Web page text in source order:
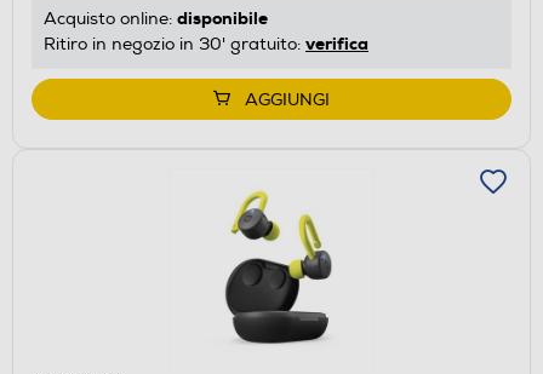
Acquisto online: disponibile
Ritiro in negozio in 30' gratuito: verifica
AGGIUNGI